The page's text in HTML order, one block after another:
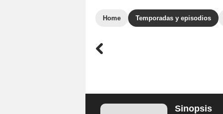
Home Temporadas y episodios
Sinopsis